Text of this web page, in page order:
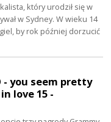
który urodził się w
w Sydney. W wieku 14
by rok później dorzucić
- you seem pretty
love 15 -